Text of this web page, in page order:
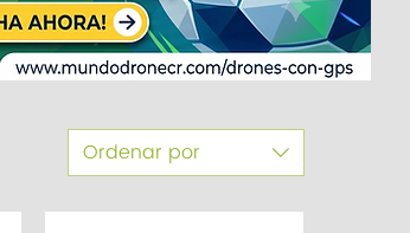
Ordenar por